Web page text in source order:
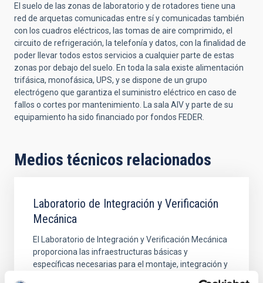
El suelo de las zonas de laboratorio y de rotadores tiene una
red de arquetas comunicadas entre sí y comunicadas también
con los cuadros eléctricos, las tomas de aire comprimido, el
circuito de refrigeración, la telefonía y datos, con la finalidad de
poder llevar todos estos servicios a cualquier parte de estas
zonas por debajo del suelo. En toda la sala existe alimentación
trifásica, monofásica, UPS, y se dispone de un grupo
electrógeno que garantiza el suministro eléctrico en caso de
fallos o cortes por mantenimiento. La sala AIV y parte de su
equipamiento ha sido financiado por fondos FEDER.
Medios técnicos relacionados
Laboratorio de Integración y Verificación
Mecánica
El Laboratorio de Integración y Verificación Mecánica
proporciona las infraestructuras básicas y
específicas necesarias para el montaje, integración y